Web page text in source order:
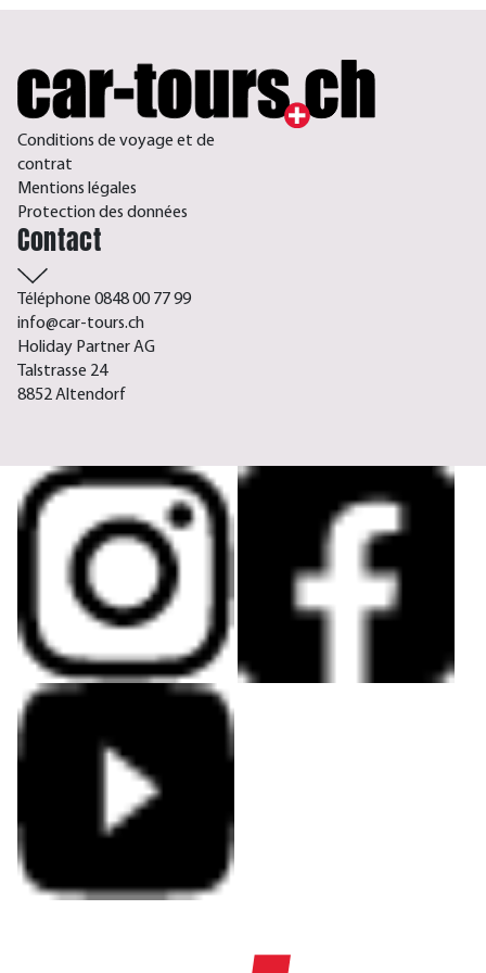
Conditions de voyage et de
contrat
Mentions légales
Protection des données
Contact
Téléphone 0848 00 77 99
info@car-tours.ch
Holiday Partner AG
Talstrasse 24
8852 Altendorf